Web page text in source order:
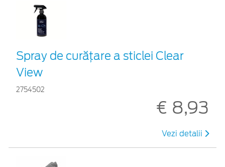
Spray de curățare a sticlei Clear
View
2754502
€ 8,93
Vezi detalii